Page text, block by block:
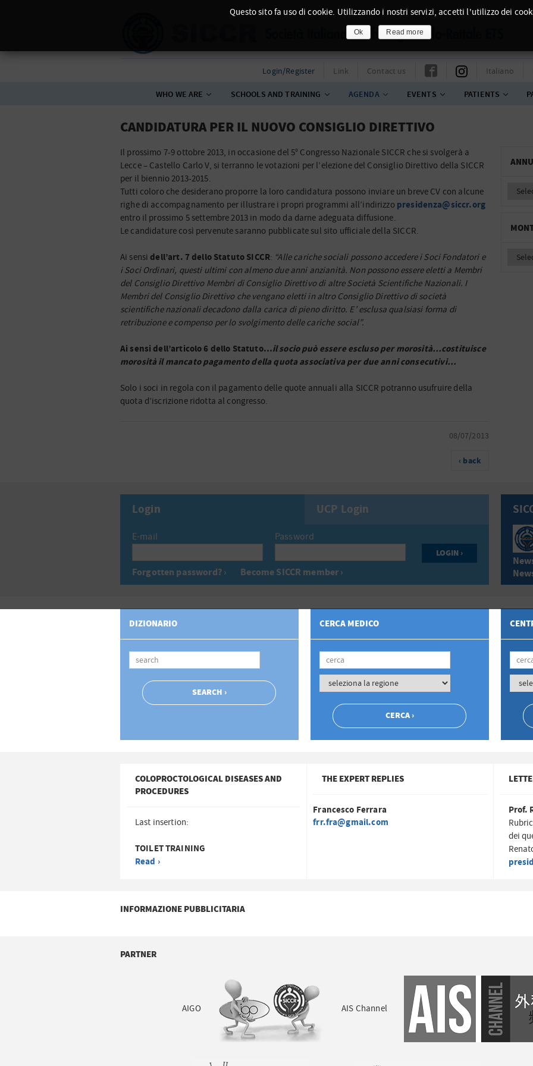
Login/Register Link Contact us Italiano
WHO WE ARE SCHOOLS AND TRAINING AGENDA EVENTS PATIENTS
CANDIDATURA PER IL NUOVO CONSIGLIO DIRETTIVO
Il prossimo 7-9 ottobre 2013, in occasione del 5° Congresso Nazionale SICCR che si svolgerà a
Lecce – Castello Carlo V, si terranno le votazioni per l’elezione del Consiglio Direttivo della SICCR
per il biennio 2013-2015.
Tutti coloro che desiderano proporre la loro candidatura possono inviare un breve CV con alcune
righe di accompagnamento per illustrare i propri programmi all’indirizzo presidenza@siccr.org
entro il prossimo 5 settembre 2013 in modo da darne adeguata diffusione.
Le candidature così pervenute saranno pubblicate sul sito ufficiale della SICCR.
Ai sensi dell’art. 7 dello Statuto SICCR: “Alle cariche sociali possono accedere i Soci Fondatori e
i Soci Ordinari, questi ultimi con almeno due anni anzianità. Non possono essere eletti a Membri
del Consiglio Direttivo Membri di Consiglio Direttivo di altre Società Scientifiche Nazionali. I
Membri del Consiglio Direttivo che vengano eletti in altro Consiglio Direttivo di società
scientifiche nazionali decadono dalla carica di pieno diritto. E’ esclusa qualsiasi forma di
retribuzione e compenso per lo svolgimento delle cariche social”.
Ai sensi dell’articolo 6 dello Statuto…il socio può essere escluso per morosità…costituisce
morosità il mancato pagamento della quota associativa per due anni consecutivi…
Solo i soci in regola con il pagamento delle quote annuali alla SICCR potranno usufruire della
quota d’iscrizione ridotta al congresso.
08/07/2013
‹ back
Login UCP Login
E-mail Password
Forgotten password? › Become SICCR member ›
DIZIONARIO CERCA MEDICO
COLOPROCTOLOGICAL DISEASES AND
PROCEDURES
Last insertion:
TOILET TRAINING
Read ›
THE EXPERT REPLIES
Francesco Ferrara
frr.fra@gmail.com
Prof.
dei
INFORMAZIONE PUBBLICITARIA
PARTNER
AIGO AIS Channel
Questo sito fa uso di cookie. Utilizzando i nostri servizi, accetti l'utilizzo dei
Ok Read more